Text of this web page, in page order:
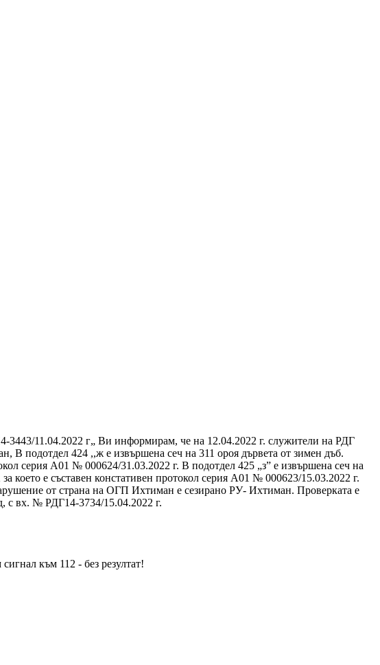
11.04.2022 г„ Ви информирам, че на 12.04.2022 г. служители на РДГ
В подотдел 424 ,,ж е извършена сеч на 311 ороя дървета от зимен дъб.
серия А01 № 000624/31.03.2022 г. В подотдел 425 „з” е извършена сеч на
е съставен констативен протокол серия А01 № 000623/15.03.2022 г.
от страна на ОГП Ихтиман е сезирано РУ- Ихтиман. Проверката е
с вх. № РДГ14-3734/15.04.2022 г.
към 112 - без резултат!